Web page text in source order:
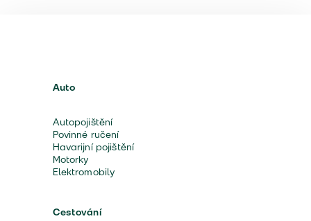
Auto
Autopojištění
Povinné ručení
Havarijní pojištění
Motorky
Elektromobily
Cestování